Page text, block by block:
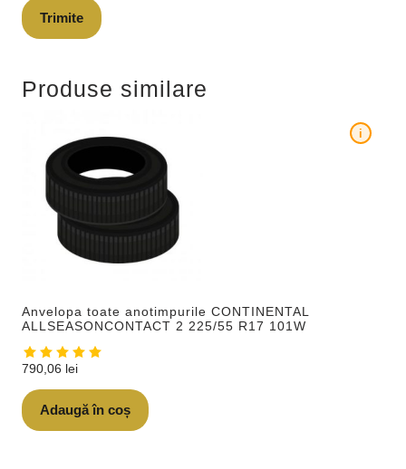
Produse similare
Anvelopa toate anotimpurile CONTINENTAL
ALLSEASONCONTACT 2 225/55 R17 101W
i
790,06 lei
Adaugă în coș